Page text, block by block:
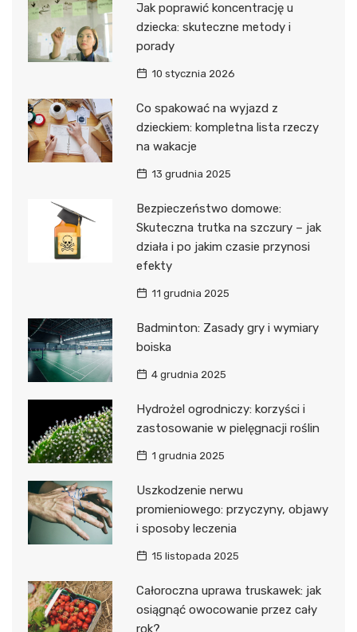
Jak poprawić koncentrację u
dziecka: skuteczne metody i
porady
10 stycznia 2026
Co spakować na wyjazd z
dzieckiem: kompletna lista rzeczy
na wakacje
13 grudnia 2025
Bezpieczeństwo domowe:
Skuteczna trutka na szczury – jak
działa i po jakim czasie przynosi
efekty
11 grudnia 2025
Badminton: Zasady gry i wymiary
boiska
4 grudnia 2025
Hydrożel ogrodniczy: korzyści i
zastosowanie w pielęgnacji roślin
1 grudnia 2025
Uszkodzenie nerwu
promieniowego: przyczyny, objawy
i sposoby leczenia
15 listopada 2025
Całoroczna uprawa truskawek: jak
osiągnąć owocowanie przez cały